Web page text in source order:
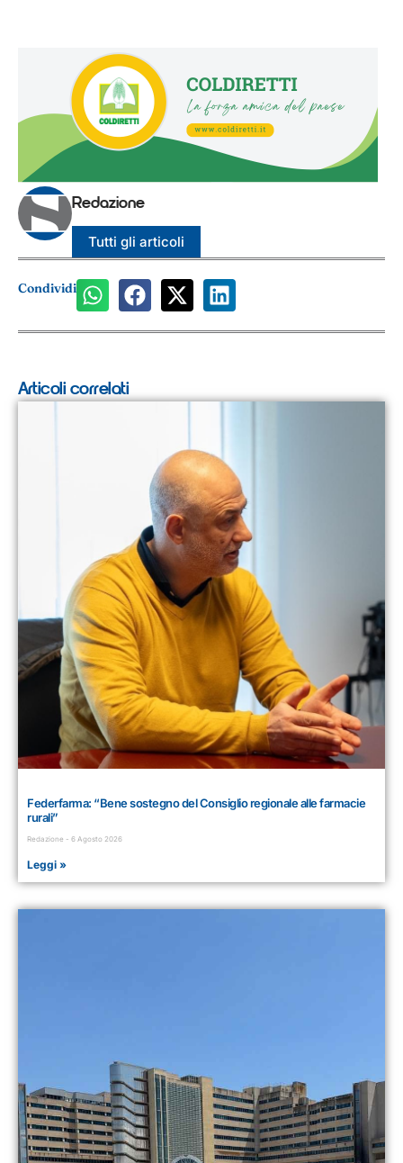
Redazione
Tutti gli articoli
Condividi
Articoli correlati
Federfarma: “Bene sostegno del Consiglio regionale alle farmacie
rurali”
Redazione 6 Agosto 2026
Leggi »